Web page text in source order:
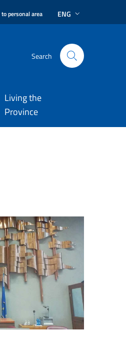
to personal area ENG
Search
Living the
Province